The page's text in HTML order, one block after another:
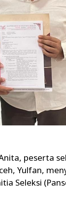
peserta
Yulfan,
Seleksi